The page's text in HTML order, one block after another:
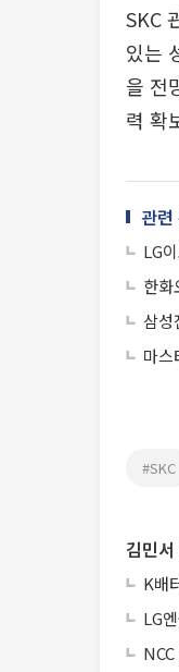
SKC
있는
을 전
력 확
관련
LG
한화
삼성
마
#SKC
김민
K배
LG